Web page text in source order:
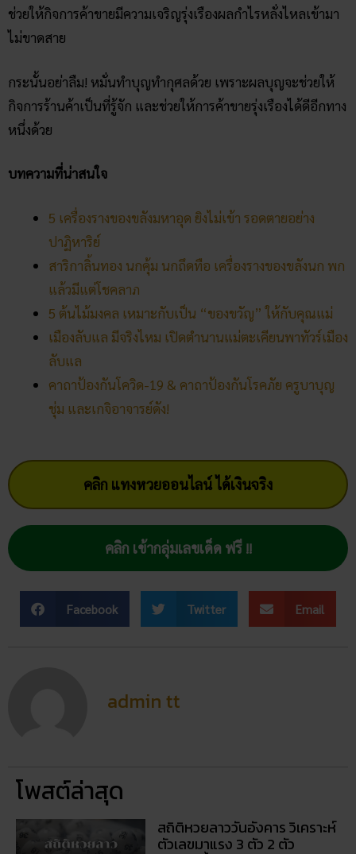
ช่วยให้กิจการค้าขายมีความเจริญรุ่งเรืองผลกำไรหลั่งไหลเข้ามา
ไม่ขาดสาย
กระนั้นอย่าลืม! หมั่นทำบุญทำกุศลด้วย เพราะผลบุญจะช่วยให้
กิจการร้านค้าเป็นที่รู้จัก และช่วยให้การค้าขายรุ่งเรืองได้ดีอีกทาง
หนึ่งด้วย
บทความที่น่าสนใจ
5 เครื่องรางของขลังมหาอุด ยิงไม่เข้า รอดตายอย่าง
ปาฏิหาริย์
สาริกาลิ้นทอง นกคุ้ม นกถึดทือ เครื่องรางของขลังนก พก
แล้วมีแต่โชคลาภ
5 ต้นไม้มงคล เหมาะกับเป็น “ของขวัญ” ให้กับคุณแม่
เมืองลับแล มีจริงไหม เปิดตำนานแม่ตะเคียนพาทัวร์เมือง
ลับแล
คาถาป้องกันโควิด-19 & คาถาป้องกันโรคภัย ครูบาบุญ
ชุ่ม และเกจิอาจารย์ดัง!
คลิก แทงหวยออนไลน์ ได้เงินจริง
คลิก เข้ากลุ่มเลขเด็ด ฟรี !!
Facebook Twitter Email
admin tt
โพสต์ล่าสุด
สถิติหวยลาววันอังคาร วิเคราะห์
ตัวเลขมาแรง 3 ตัว 2 ตัว